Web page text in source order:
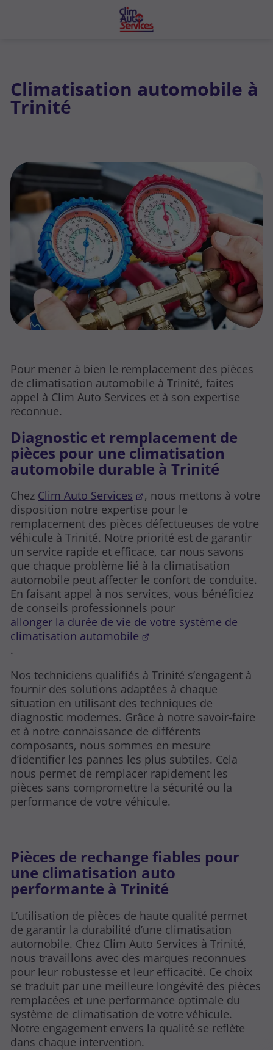
Climatisation automobile à
Trinité
Pour mener à bien le remplacement des pièces
de climatisation automobile à Trinité, faites
appel à Clim Auto Services et à son expertise
reconnue.
Diagnostic et remplacement de
pièces pour une climatisation
automobile durable à Trinité
Chez Clim Auto Services
, nous mettons à votre
disposition notre expertise pour le
remplacement des pièces défectueuses de votre
véhicule à Trinité. Notre priorité est de garantir
un service rapide et efficace, car nous savons
que chaque problème lié à la climatisation
automobile peut affecter le confort de conduite.
En faisant appel à nos services, vous bénéficiez
de conseils professionnels pour
allonger la durée de vie de votre système de
climatisation automobile
.
Nos techniciens qualifiés à Trinité s’engagent à
fournir des solutions adaptées à chaque
situation en utilisant des techniques de
diagnostic modernes. Grâce à notre savoir-faire
et à notre connaissance de différents
composants, nous sommes en mesure
d’identifier les pannes les plus subtiles. Cela
nous permet de remplacer rapidement les
pièces sans compromettre la sécurité ou la
performance de votre véhicule.
Pièces de rechange fiables pour
une climatisation auto
performante à Trinité
L’utilisation de pièces de haute qualité permet
de garantir la durabilité d’une climatisation
automobile. Chez Clim Auto Services à Trinité,
nous travaillons avec des marques reconnues
pour leur robustesse et leur efficacité. Ce choix
se traduit par une meilleure longévité des pièces
remplacées et une performance optimale du
système de climatisation de votre véhicule.
Notre engagement envers la qualité se reflète
dans chaque intervention.